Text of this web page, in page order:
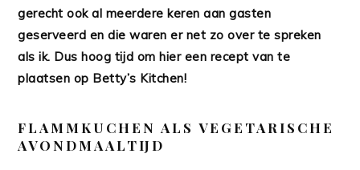
gerecht ook al meerdere keren aan gasten
geserveerd en die waren er net zo over te spreken
als ik. Dus hoog tijd om hier een recept van te
plaatsen op Betty’s Kitchen!
FLAMMKUCHEN ALS VEGETARISCHE
AVONDMAALTIJD